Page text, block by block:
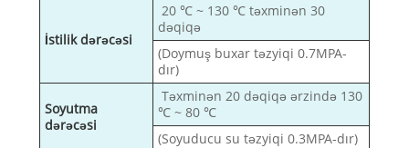
İstilik dərəcəsi
20 ℃ ~ 130 ℃ təxminən 30
dəqiqə
(Doymuş buxar təzyiqi 0.7MPA-
dır)
Soyutma
dərəcəsi
Təxminən 20 dəqiqə ərzində 130
℃ ~ 80 ℃
(Soyuducu su təzyiqi 0.3MPA-dır)